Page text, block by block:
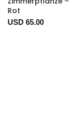
Rot
USD 65.00